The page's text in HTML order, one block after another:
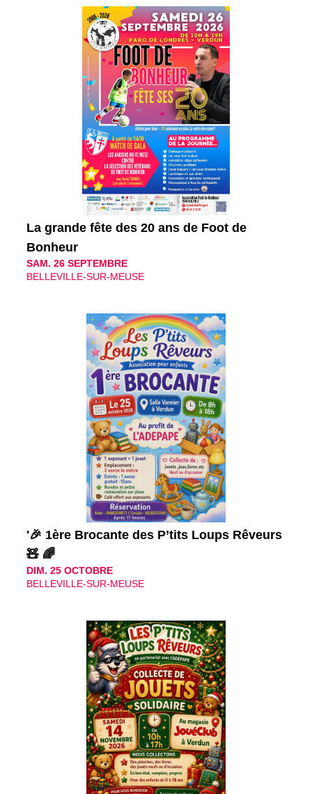
La grande fête des 20 ans de Foot de
Bonheur
SAM. 26 SEPTEMBRE
BELLEVILLE-SUR-MEUSE
'🎉 1ère Brocante des P’tits Loups Rêveurs
🧸 🌈
DIM. 25 OCTOBRE
BELLEVILLE-SUR-MEUSE